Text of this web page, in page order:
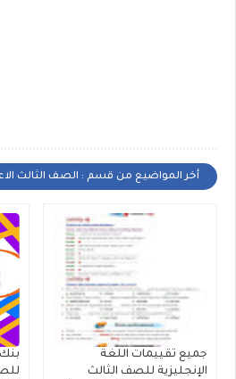
أخر المواضيع من قسم : الصف الثالث
جميع تقييمات اللغة
الإنجليزية للصف الثالث